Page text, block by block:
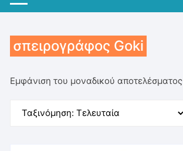
σπειρογράφος Goki
Εμφάνιση του μοναδικού αποτελέσματος